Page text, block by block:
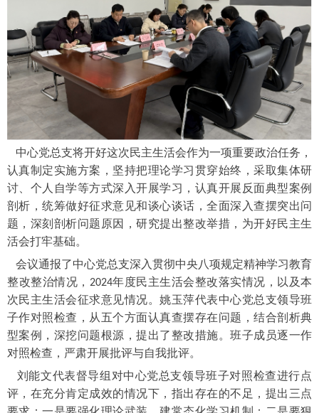
中心党总支将开好这次民主生活会作为一项重要政治任务，
认真制定实施方案，坚持把理论学习贯穿始终，采取集体研
讨、个人自学等方式深入开展学习，认真开展反面典型案例
剖析，统筹做好征求意见和谈心谈话，全面深入查摆突出问
题，深刻剖析问题原因，研究提出整改举措，为开好民主生
活会打牢基础。
会议通报了中心党总支深入贯彻中央八项规定精神学习教育
整改整治情况， 2024年度民主生活会整改落实情况，以及本
次民主生活会征求意见情况。姚玉萍代表中心党总支领导班
子作对照检查，从五个方面认真查摆存在问题，结合剖析典
型案例，深挖问题根源，提出了整改措施。班子成员逐一作
对照检查，严肃开展批评与自我批评。
刘能文代表督导组对中心党总支领导班子对照检查进行点
评，在充分肯定成效的情况下，指出存在的不足，提出三点